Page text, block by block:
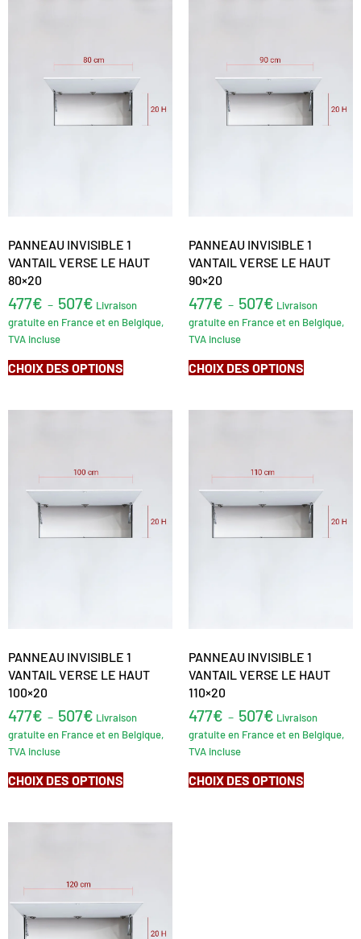
PANNEAU INVISIBLE 1
VANTAIL VERSE LE HAUT
80×20
477€ – 507€ Livraison
gratuite en France et en Belgique,
TVA incluse
CHOIX DES OPTIONS
PANNEAU INVISIBLE 1
VANTAIL VERSE LE HAUT
90×20
477€ – 507€ Livraison
gratuite en France et en Belgique,
TVA incluse
CHOIX DES OPTIONS
PANNEAU INVISIBLE 1
VANTAIL VERSE LE HAUT
100×20
477€ – 507€ Livraison
gratuite en France et en Belgique,
TVA incluse
CHOIX DES OPTIONS
PANNEAU INVISIBLE 1
VANTAIL VERSE LE HAUT
110×20
477€ – 507€ Livraison
gratuite en France et en Belgique,
TVA incluse
CHOIX DES OPTIONS